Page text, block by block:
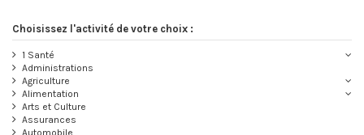
1 Santé
Administrations
Agriculture
Alimentation
Arts et Culture
Assurances
Automobile